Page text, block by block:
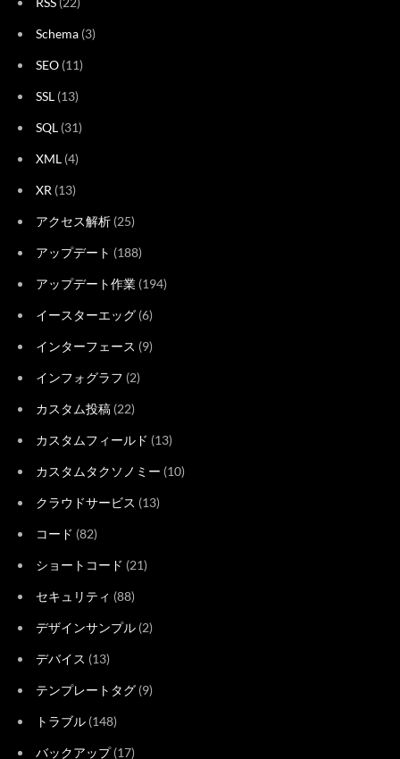
Schema (3)
SEO (11)
SSL (13)
SQL (31)
XML (4)
XR (13)
アクセス解析 (25)
アップデート (188)
アップデート作業 (194)
イースターエッグ (6)
インターフェース (9)
インフォグラフ (2)
カスタム投稿 (22)
カスタムフィールド (13)
カスタムタクソノミー (10)
クラウドサービス (13)
コード (82)
ショートコード (21)
セキュリティ (88)
デザインサンプル (2)
デバイス (13)
テンプレートタグ (9)
トラブル (148)
バックアップ(17)